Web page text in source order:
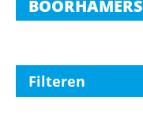
BOORHAMERS
Filteren